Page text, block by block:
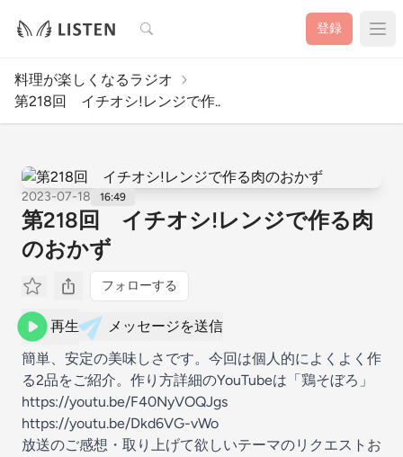
検索 登録
料理が楽しくなるラジオ
第218回 イチオシ!レンジで作..
2023-07-18 16:49
第218回 イチオシ!レンジで作る肉
のおかず
フォローする
再生
メッセージを送信
簡単、安定の美味しさです。今回は個人的によくよく作
る2品をご紹介。作り方詳細のYouTubeは「鶏そぼろ」
https://youtu.be/F40NyVOQJgs
https://youtu.be/Dkd6VG-vWo
放送のご感想・取り上げて欲しいテーマのリクエストお